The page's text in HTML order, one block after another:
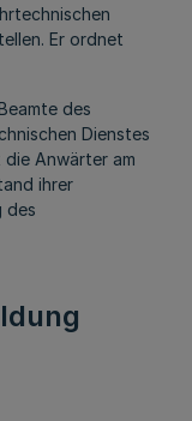
Er ordnet
des
Dienstes
Anwärter am
ihrer
des